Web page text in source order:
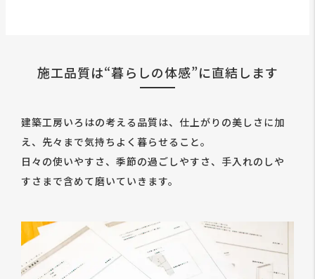
施工品質は“暮らしの体感”に直結します
建築工房いろはの考える品質は、仕上がりの美しさに加
え、先々まで気持ちよく暮らせること。
日々の使いやすさ、季節の過ごしやすさ、手入れのしや
すさまで含めて磨いていきます。